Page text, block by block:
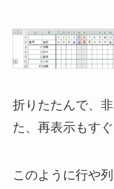
折りたたんで、
た、再表示もすぐ
このように行や